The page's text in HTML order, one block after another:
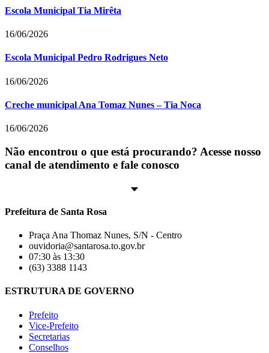
Escola Municipal Tia Mirêta
16/06/2026
Escola Municipal Pedro Rodrigues Neto
16/06/2026
Creche municipal Ana Tomaz Nunes – Tia Noca
16/06/2026
Não encontrou o que está procurando? Acesse nosso
canal de atendimento e fale conosco
Prefeitura de Santa Rosa
Praça Ana Thomaz Nunes, S/N - Centro
ouvidoria@santarosa.to.gov.br
07:30 às 13:30
(63) 3388 1143
ESTRUTURA DE GOVERNO
Prefeito
Vice-Prefeito
Secretarias
Conselhos